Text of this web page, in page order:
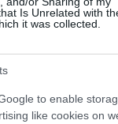
Is Unrelated with
it was collected.
to enable
like cookies on